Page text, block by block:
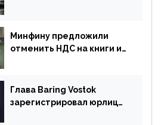
Минфину предложили
отменить НДС на книги и
Глава Baring Vostok
зарегистрировал юрлицо